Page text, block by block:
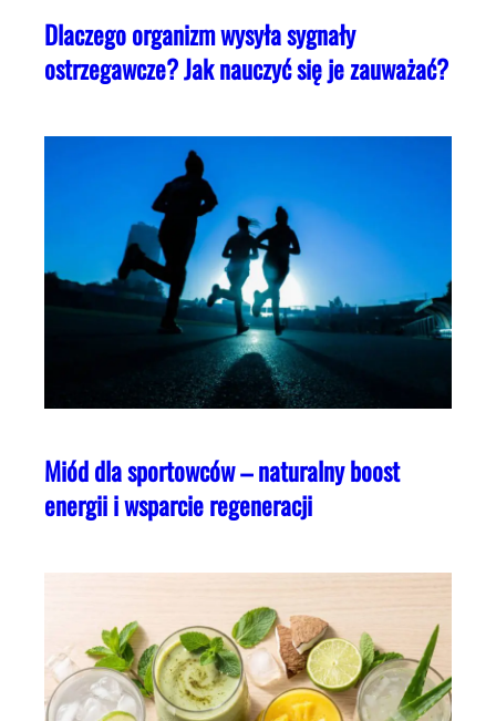
Dlaczego organizm wysyła sygnały
ostrzegawcze? Jak nauczyć się je zauważać?
Miód dla sportowców – naturalny boost
energii i wsparcie regeneracji